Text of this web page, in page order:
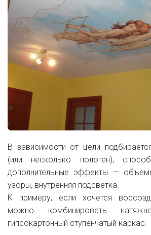
В зависимости от цели
(или несколько полотен),
дополнительные эффекты —
узоры, внутренняя подсветка.
К примеру, если хочется
можно комбинировать
гипсокартонный ступенчатый каркас.